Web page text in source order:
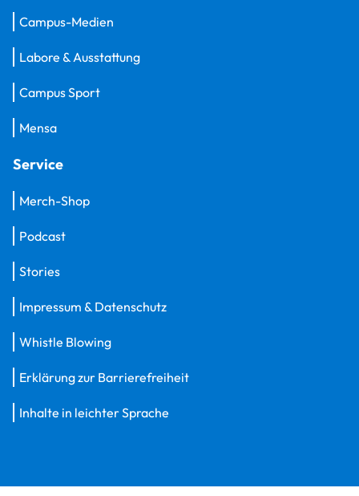
Campus-Medien
Labore & Ausstattung
Campus Sport
Mensa
Service
Merch-Shop
Podcast
Stories
Impressum & Datenschutz
Whistle Blowing
Erklärung zur Barrierefreiheit
Inhalte in leichter Sprache